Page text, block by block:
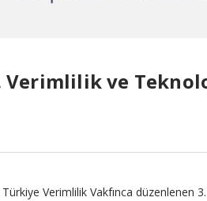
Verimlilik ve
Verimlilik Vakfınca düzenlenen